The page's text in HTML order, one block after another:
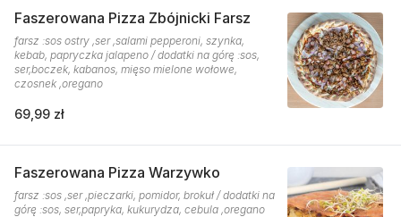
Faszerowana Pizza Zbójnicki Farsz
farsz :sos ostry ,ser ,salami pepperoni, szynka,
kebab, papryczka jalapeno / dodatki na górę :sos,
ser,boczek, kabanos, mięso mielone wołowe,
czosnek ,oregano
69,99 zł
Faszerowana Pizza Warzywko
farsz :sos ,ser ,pieczarki, pomidor, brokuł / dodatki na
górę :sos, ser,papryka, kukurydza, cebula ,oregano